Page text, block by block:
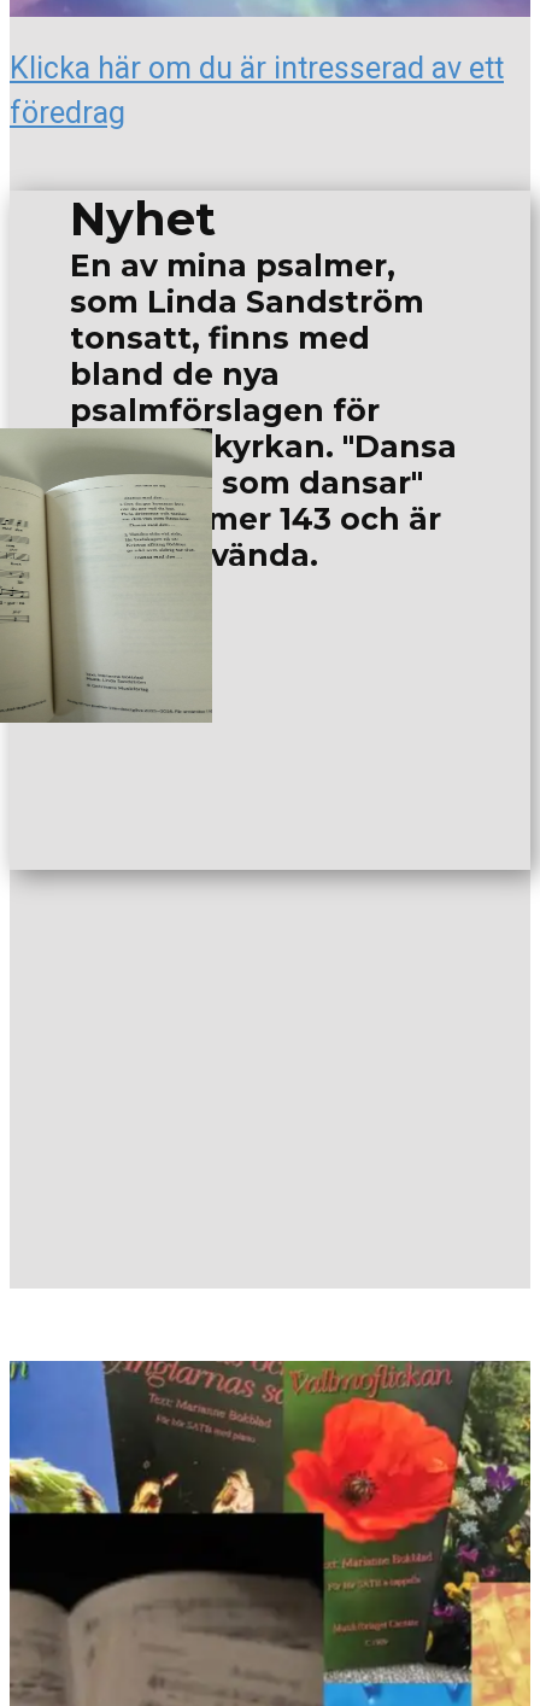
Klicka här om du är intresserad av ett
föredrag
Nyhet
En av mina psalmer,
som Linda Sandström
tons​att, finns med
bland de nya
psalmförslagen för
Svenska kyrkan. "Dansa
med den som dansar"
har nummer 143 och är
fri att använda.